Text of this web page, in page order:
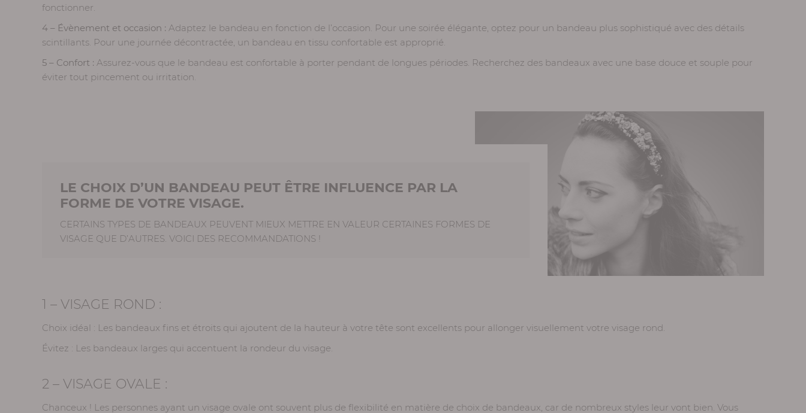
fonctionner.
4 – Évènement et occasion : Adaptez le bandeau en fonction de l’occasion. Pour une soirée élégante, optez pour un bandeau plus sophistiqué avec des détails
scintillants. Pour une journée décontractée, un bandeau en tissu confortable est approprié.
5 – Confort : Assurez-vous que le bandeau est confortable à porter pendant de longues périodes. Recherchez des bandeaux avec une base douce et souple pour
éviter tout pincement ou irritation.
LE CHOIX D’UN BANDEAU PEUT ÊTRE INFLUENCE PAR LA
FORME DE VOTRE VISAGE.
CERTAINS TYPES DE BANDEAUX PEUVENT MIEUX METTRE EN VALEUR CERTAINES FORMES DE
VISAGE QUE D’AUTRES. VOICI DES RECOMMANDATIONS !
1 – VISAGE ROND :
Choix idéal : Les bandeaux fins et étroits qui ajoutent de la hauteur à votre tête sont excellents pour allonger visuellement votre visage rond.
Évitez : Les bandeaux larges qui accentuent la rondeur du visage.
2 – VISAGE OVALE :
Chanceux ! Les personnes ayant un visage ovale ont souvent plus de flexibilité en matière de choix de bandeaux, car de nombreux styles leur vont bien. Vous